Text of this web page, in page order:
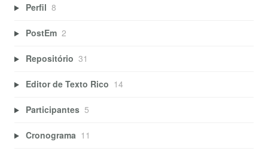
Perfil 8
PostEm 2
Repositório 31
Editor de Texto Rico 14
Participantes 5
Cronograma 11